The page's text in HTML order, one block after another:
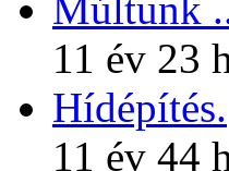
Múltunk
11 év 23
Hídépítés.
11 év 44